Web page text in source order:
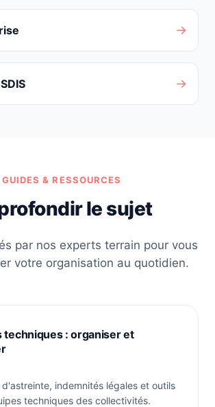
→
→
GUIDES & RESSOURCES
le sujet
par nos experts terrain pour vous
votre organisation au quotidien.
techniques : organiser et
d'astreinte, indemnités légales et outils
techniques des collectivités.